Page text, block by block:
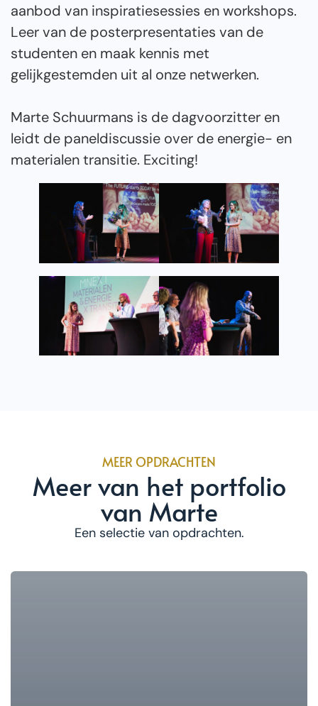
aanbod van inspiratiesessies en workshops.
Leer van de posterpresentaties van de
studenten en maak kennis met
gelijkgestemden uit al onze netwerken.
Marte Schuurmans is de dagvoorzitter en
leidt de paneldiscussie over de energie- en
materialen transitie. Exciting!
MEER OPDRACHTEN
Meer van het portfolio
van Marte
Een selectie van opdrachten.